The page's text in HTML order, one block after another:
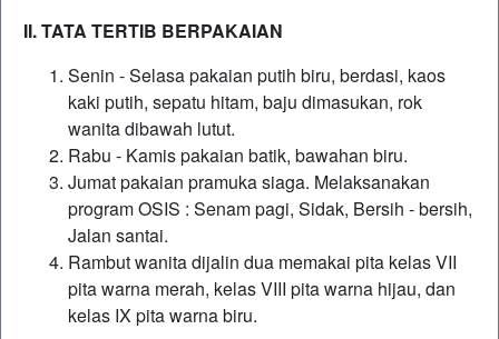
II. TATA TERTIB BERPAKAIAN
Senin - Selasa pakaian putih biru, berdasi, kaos
kaki putih, sepatu hitam, baju dimasukan, rok
wanita dibawah lutut.
Rabu - Kamis pakaian batik, bawahan biru.
Jumat pakaian pramuka siaga. Melaksanakan
program OSIS : Senam pagi, Sidak, Bersih - bersih,
Jalan santai.
Rambut wanita dijalin dua memakai pita kelas VII
pita warna merah, kelas VIII pita warna hijau, dan
kelas IX pita warna biru.